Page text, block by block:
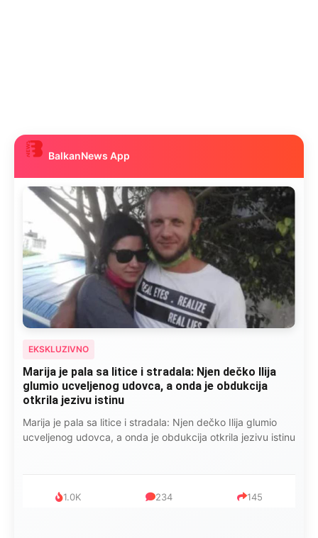
BalkanNews App
EKSKLUZIVNO
Marija je pala sa litice i stradala: Njen dečko Ilija
glumio ucveljenog udovca, a onda je obdukcija
otkrila jezivu istinu
Marija je pala sa litice i stradala: Njen dečko Ilija glumio
ucveljenog udovca, a onda je obdukcija otkrila jezivu istinu
1.0K 234 145